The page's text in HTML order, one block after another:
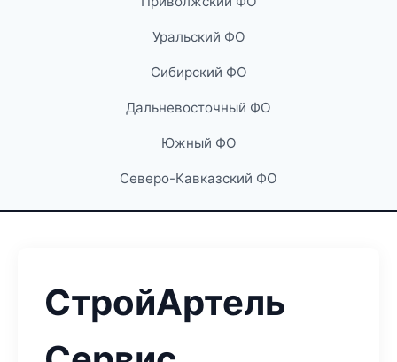
Уральский ФО
Сибирский ФО
Дальневосточный ФО
Южный ФО
Северо-Кавказский ФО
СтройАртель